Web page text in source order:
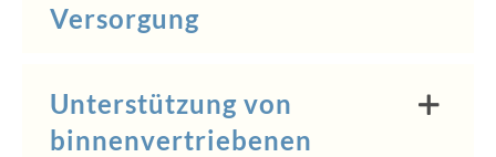
Versorgung
Unterstützung von
binnenvertriebenen